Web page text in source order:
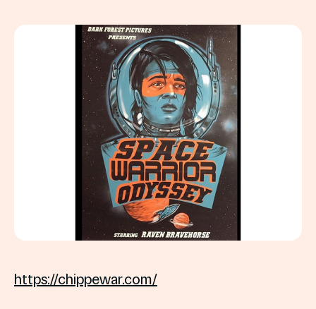
https://chippewar.com/